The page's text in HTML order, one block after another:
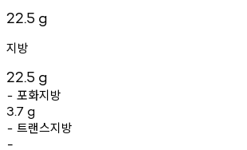
22.5 g
지방
22.5 g
- 포화지방
3.7 g
- 트랜스지방
-